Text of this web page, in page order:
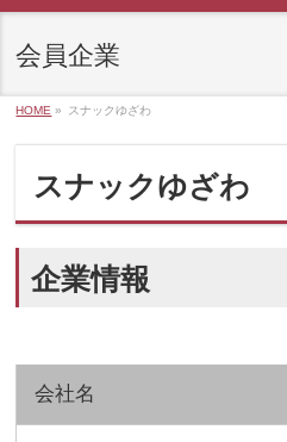
会員企業
HOME » スナックゆざわ
スナックゆざわ
企業情報
会社名